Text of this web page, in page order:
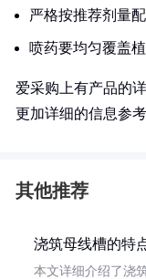
严格按推荐剂量配
喷药要均匀覆盖
爱采购上有产品的
更加详细的信息参
其他推荐
浇筑母线槽的特
本文详细介绍了浇